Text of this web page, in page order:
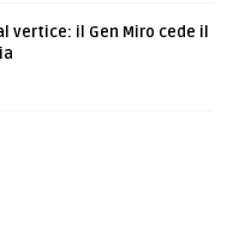
vertice: il Gen Miro cede il